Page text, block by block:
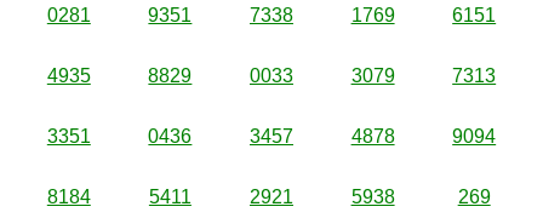
0281 9351 7338 1769 6151
4935 8829 0033 3079 7313
3351 0436 3457 4878 9094
8184 5411 2921 5938 269